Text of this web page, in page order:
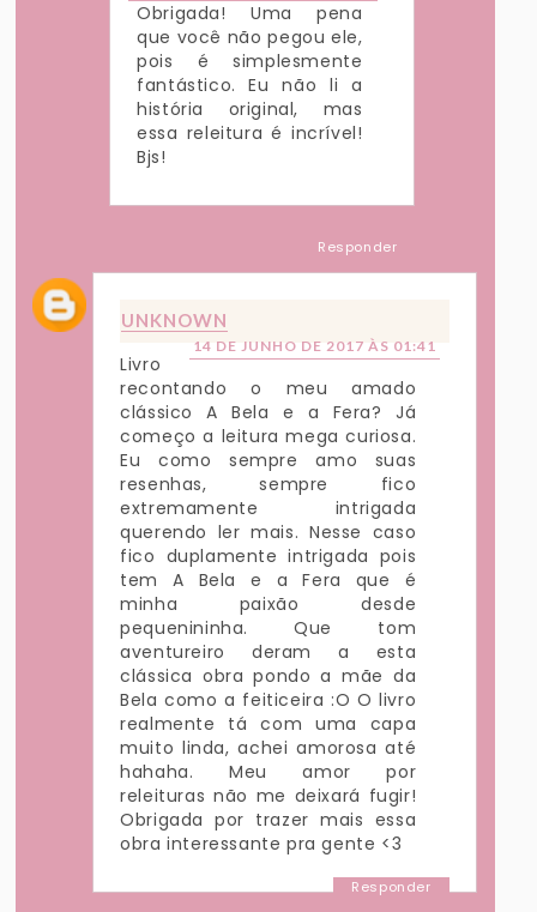
Obrigada! Uma pena
que você não pegou ele,
pois é simplesmente
fantástico. Eu não li a
história original, mas
essa releitura é incrível!
Bjs!
Responder
UNKNOWN
14 DE JUNHO DE 2017 ÀS 01:41
Livro
recontando o meu amado
clássico A Bela e a Fera? Já
começo a leitura mega curiosa.
Eu como sempre amo suas
resenhas, sempre fico
extremamente intrigada
querendo ler mais. Nesse caso
fico duplamente intrigada pois
tem A Bela e a Fera que é
minha paixão desde
pequenininha. Que tom
aventureiro deram a esta
clássica obra pondo a mãe da
Bela como a feiticeira :O O livro
realmente tá com uma capa
muito linda, achei amorosa até
hahaha. Meu amor por
releituras não me deixará fugir!
Obrigada por trazer mais essa
obra interessante pra gente <3
Responder